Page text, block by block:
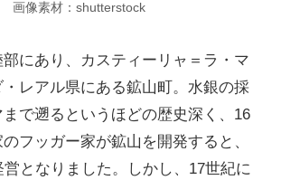
画像素材：shutterstock
にあり、カスティーリャ＝ラ・マ
レアル県にある鉱山町。水銀の採
で遡るというほどの歴史深く、16
フッガー家が鉱山を開発すると、
となりました。しかし、17世紀に